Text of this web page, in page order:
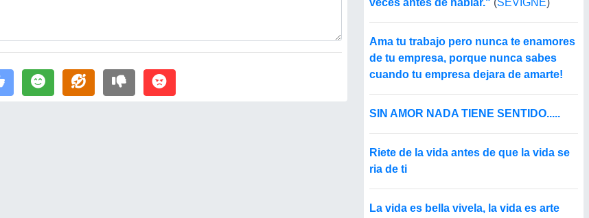
veces antes de hablar." (SEVIGNE)
Ama tu trabajo pero nunca te enamores
de tu empresa, porque nunca sabes
cuando tu empresa dejara de amarte!
SIN AMOR NADA TIENE SENTIDO.....
Riete de la vida antes de que la vida se
ria de ti
La vida es bella vivela, la vida es arte